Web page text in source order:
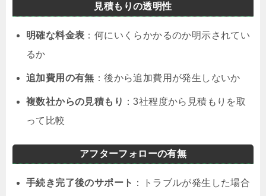
見積もりの透明性
明確な料金表 ：何にいくらかかるのか明示されてい
るか
追加費用の有無 ：後から追加費用が発生しないか
複数社からの見積もり ：3社程度から見積もりを取
って比較
アフターフォローの有無
手続き完了後のサポート ：トラブルが発生した場合